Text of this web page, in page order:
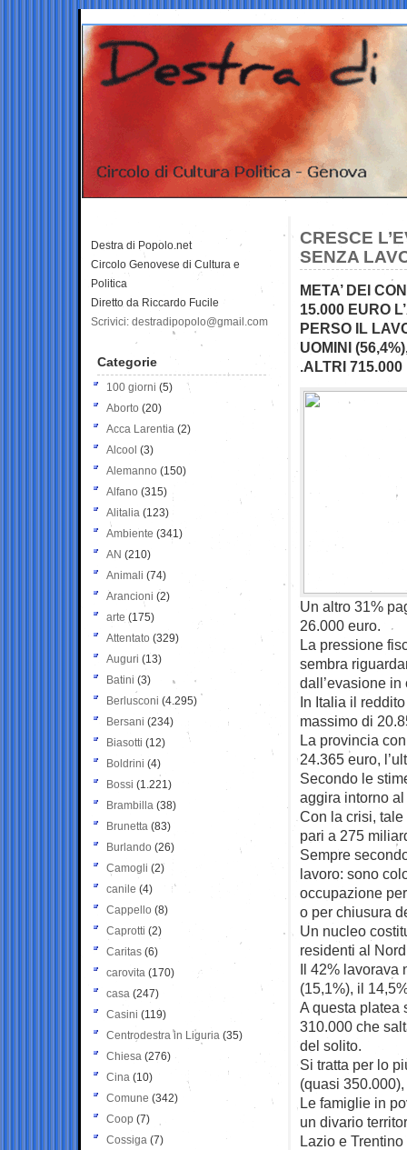
CRESCE
SENZA
META’ DEI
15.000 EURO
PERSO IL
UOMINI
.ALTRI
Un altro 31%
26.000 euro.
La pressione
sembra
dall’evasione in
In Italia il
massimo di
La provincia
24.365 euro,
Secondo le
aggira intorno
Con la crisi,
pari a 275
Sempre
lavoro: sono
occupazione
o per chiusura
Un nucleo
residenti al
Il 42% lavorava
(15,1%), il
A questa platea
310.000 che
del solito.
Si tratta per lo
(quasi
Le famiglie in
un divario
Lazio e
Destra di Popolo.net
Circolo Genovese di Cultura e
Politica
Diretto da Riccardo Fucile
Scrivici: destradipopolo@gmail.com
Categorie
100 giorni (5)
Aborto (20)
Acca Larentia (2)
Alcool (3)
Alemanno (150)
Alfano (315)
Alitalia (123)
Ambiente (341)
AN (210)
Animali (74)
Arancioni (2)
arte (175)
Attentato (329)
Auguri (13)
Batini (3)
Berlusconi (4.295)
Bersani (234)
Biasotti (12)
Boldrini (4)
Bossi (1.221)
Brambilla (38)
Brunetta (83)
Burlando (26)
Camogli (2)
canile (4)
Cappello (8)
Caprotti (2)
Caritas (6)
carovita (170)
casa (247)
Casini (119)
Centrodestra in Liguria (35)
Chiesa (276)
Cina (10)
Comune (342)
Coop (7)
Cossiga (7)